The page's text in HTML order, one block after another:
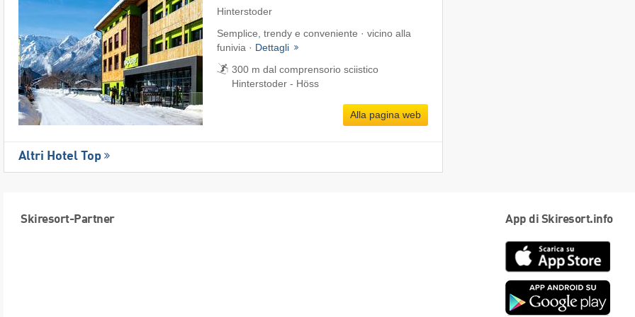
Hinterstoder
Semplice, trendy e conveniente · vicino alla
funivia · Dettagli
300 m dal comprensorio sciistico
Hinterstoder - Höss
Alla pagina web
Altri Hotel Top
Skiresort-Partner App di Skiresort.info